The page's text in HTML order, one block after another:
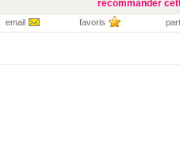
recommander
email favoris